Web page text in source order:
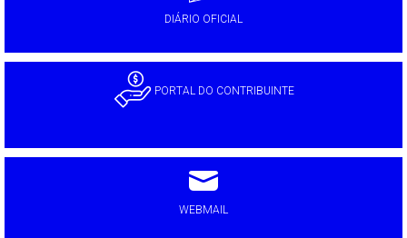
DIÁRIO OFICIAL
PORTAL DO CONTRIBUINTE
WEBMAIL